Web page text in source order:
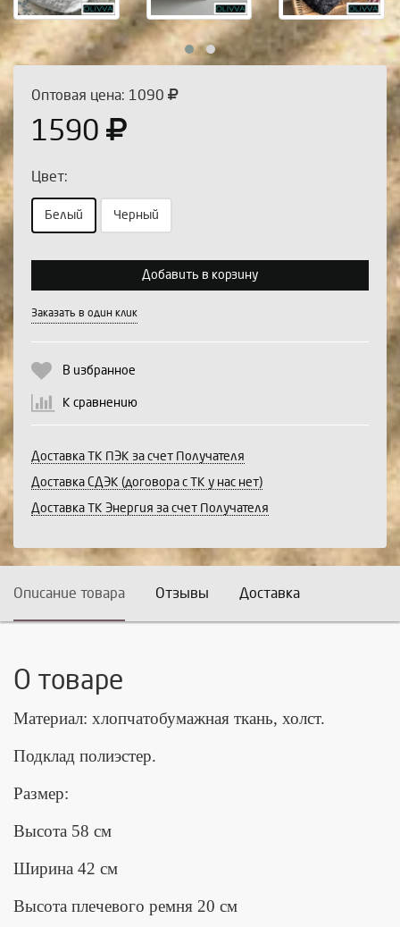
Оптовая цена: 1090
1590
Цвет:
Белый Черный
Выберите количество:
Продолжить Отмена
Добавить в корзину
Заказать в один клик
В избранное
К сравнению
Доставка ТК ПЭК за счет Получателя
Доставка СДЭК (договора с ТК у нас нет)
Доставка ТК Энергия за счет Получателя
Описание товара Отзывы Доставка
О товаре
Материал: хлопчатобумажная ткань, холст.
Подклад полиэстер.
Размер:
Высота 58 см
Ширина 42 см
Высота плечевого ремня 20 см